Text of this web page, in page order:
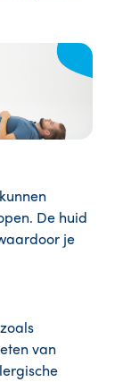
De huid
je
van